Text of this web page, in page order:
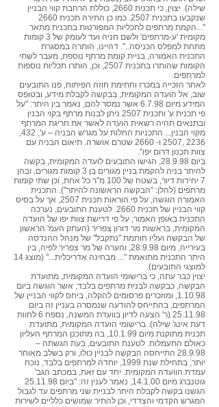
שילה). יצוין, כי תכנית 2660, כוללת הרחבת קווי הבניין
שנקבעו בתכנית 2507. כמו כן התירה תכנית 2660
"...הקמת מרתפים לתכליות המפורטות בתכנית מתאר
מקומית 'ע-מרתפים' ולשם חניה ועד לעומק של 3 קומות
מתחת למפלס הכניסה..". דהיינו, הותרה במסגרת
התכנית האמורה, בניית קומת מרתף נוספת, מעבר לשתי
הקומות שהותרו בתכנית 2507, וכן, הותרו תכליות נוספות
למרתפים.
לאחר הזכייה במכרז וחתימת חוזה הפיתוח, פנו התובעים
שוב, אל הועדה המקומית, בבקשה לקבלת מידע, ובטופס
המידע מיום 6.7.98 אשר נמסר להם, נאמר בין היתר: "על
פי תכנית ע' ותכנית 2507 ניתן לבנות מרתף בקוי הבנין
ובתנאים תהיה רשאית הועדה לאשר את חריגת המרתף
מקוי הבנין... התכניות החלות על מגרש הבניה – ע', 432,
2236 ,2507 ו- 2660 שטרם אושרה. תיאום הבניה עם
צוות תכנון דרום יפו".
ביום 28.9.98, הגישו התובעים לועדה המקומית, בקשה
להיתר בניה להקמת בניין מגורים בן 3 קומות מגורים, ובהן
7 יחידות דיור, בשטח של 100 מ"ר כל אחת, וכן שתי קומות
מרתפים (להלן: "הבקשה הראשונה להיתר"). התכנית
האמורה הוגשה, על פי הוראות תכנית 2507, אך על בסיס
קווי הבניין של תכנית 2660. לטענת התובעים, נערכה
התכנית באופן האמור, על פי דרישת צוות יפו של הועדה
המקומית, בראשות מר דורון צפריר (העתק העמ' הראשון
של הבקשה ועליו חותמת "נתקבל" של מנהל ההנדסה
בעירייה, מיום 28.9.98, והערה של מר צפריר לפיה, בין
היתר התכנית מתואמת "... מבחינה אדריכלית..." (מוצג 14
למוצגי התובעים).
יצוין כבר עתה, כי ברישומי הועדה המקומית, מתועדת
הבקשה, כבקשה לבנית מרתפים בלבד, אשר הוגשה ביום
1.10.98, ומוזכרים פרסומים להקלה, ביחס לקווי הבניין של
המרתפים, בהתייחס להודעה שנמסרה בעניין זה ביום
25.11.98 (ר' הצעה לדיון בוועדת המשנה, נספח 6 לחוות
דעת אינג' שילה). ברישומי הועדה המקומית, מתועדת
תכנית מתוקנת מיום 10.1.99, בה מתוכנן המרתף העליון
כאולם התעמלות. לטענת התובעים, בעת הגשתה –
28.9.98 התייחסה הבקשה לבניין כולו, ורק בשלב מאוחר
יותר, בתחילת שנת 1999, יוחדה למרתפים בלבד, נוכח
עמדת הוועדה המקומית. יחד עם זאת, במכתב הגב'
גוטנברג מיום 14.1.00, נאמר לענין זה: "ביום 25.11.98
הגשנו בקשה לקבלת היתר לבניית שני מרתפים עד לגבול
המגרש הקדמי והצדדי, וכן להתיר שמושים כלליים לשירות